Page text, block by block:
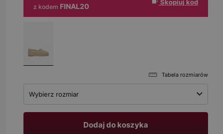
z kodem FINAL20 Skopiuj kod
Tabela rozmiarów
Wybierz rozmiar
Dodaj do koszyka